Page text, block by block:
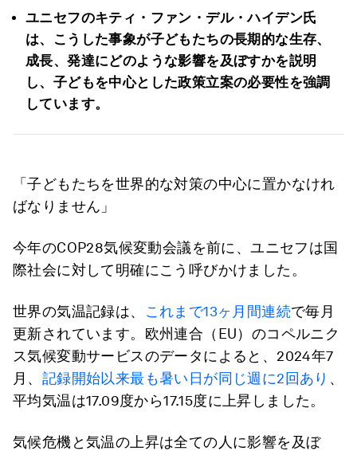
ユニセフのキティ・ファン・デル・ハイデン氏
は、こうした事象が子どもたちの長期的な生存、
成長、発達にどのような影響を及ぼすかを説明
し、子どもを中心とした政策立案の必要性を強調
しています。
「子どもたちを世界的な対策の中心に置かなけれ
ばなりません」
今年のCOP28気候変動会議を前に、ユニセフは国
際社会に対して明確にこう呼びかけました。
世界の気温記録は、 これまで13ヶ月間連続で毎月
更新されています。欧州連合（EU）のコペルニク
ス気候変動サービスのデータによると、2024年7
月、 記録開始以来最も暑い日が同じ週に2回あり 、
平均気温は17.09度から17.15度に上昇しました。
気候危機と気温の上昇は全ての人に影響を及ぼ